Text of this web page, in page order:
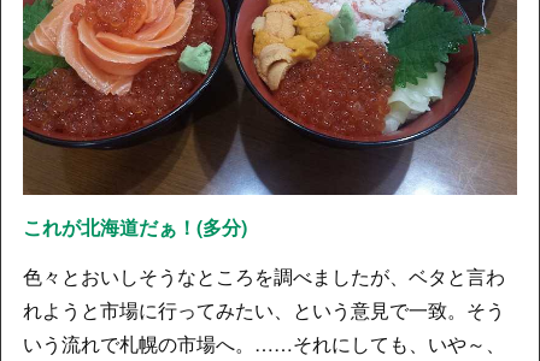
これが北海道だぁ！(多分)
色々とおいしそうなところを調べましたが、ベタと言わ
れようと市場に行ってみたい、という意見で一致。そう
いう流れで札幌の市場へ。……それにしても、いや～、